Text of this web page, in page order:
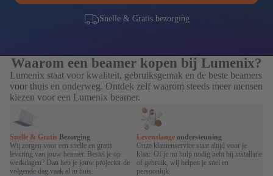
Snelle & Gratis bezorging
Waarom een beamer kopen bij Lumenix?
Lumenix staat voor kwaliteit, gebruiksgemak en de beste beamers
voor thuis en onderweg. Ontdek zelf waarom steeds meer mensen
kiezen voor een Lumenix beamer.
Snelle & Gratis Bezorging
Wij zorgen voor een snelle en gratis
levering van jouw beamer. Bestel je op
werkdagen? Dan heb je jouw projector de
volgende dag vaak al in huis.
Levenslange ondersteuning
Onze klantenservice staat altijd voor je
klaar. Of je nu hulp nodig hebt bij installatie
of gebruik, wij helpen je snel en
persoonlijk.